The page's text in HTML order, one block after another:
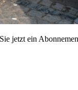
jetzt ein